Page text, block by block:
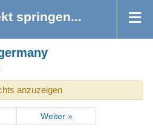
springen...
anzuzeigen
Weiter »